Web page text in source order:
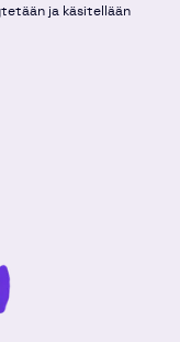
ja käsitellään